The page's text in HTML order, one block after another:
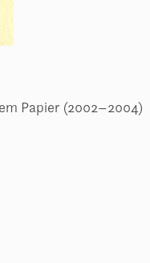
Papier (2002–2004)